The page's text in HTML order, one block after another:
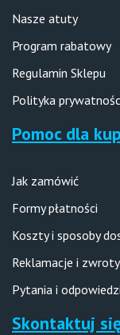
Nasze atuty
Program rabatowy
Regulamin Sklepu
Polityka
Pomoc dla
Jak zamówić
Formy płatności
Koszty i sposoby
Reklamacje i zwroty
Pytania i
Skontaktuj